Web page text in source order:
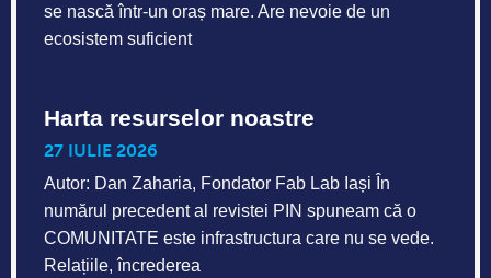
se nască într-un oraș mare. Are nevoie de un
ecosistem suficient
Harta resurselor noastre
27 IULIE 2026
Autor: Dan Zaharia, Fondator Fab Lab Iași În
numărul precedent al revistei PIN spuneam că o
COMUNITATE este infrastructura care nu se vede.
Relațiile, încrederea